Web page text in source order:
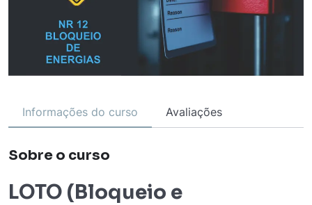
Informações do curso Avaliações
Sobre o curso
LOTO (Bloqueio e